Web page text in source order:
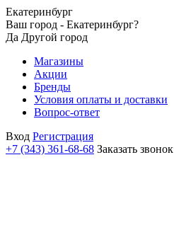
Екатеринбург
Ваш город - Екатеринбург?
Да Другой город
Магазины
Акции
Бренды
Условия оплаты и доставки
Вопрос-ответ
Вход Регистрация
+7 (343) 361-68-68 Заказать звонок